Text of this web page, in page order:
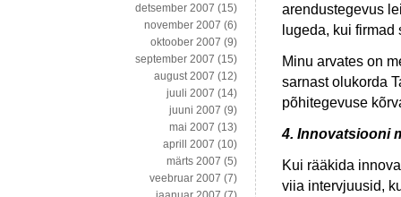
arendustegevus
lugeda, kui firmad
Minu arvates on
sarnast olukorda
põhitegevuse
4. Innovatsiooni
Kui rääkida
viia intervjuusid,
detsember 2007 (15)
november 2007 (6)
oktoober 2007 (9)
september 2007 (15)
august 2007 (12)
juuli 2007 (14)
juuni 2007 (9)
mai 2007 (13)
aprill 2007 (10)
märts 2007 (5)
veebruar 2007 (7)